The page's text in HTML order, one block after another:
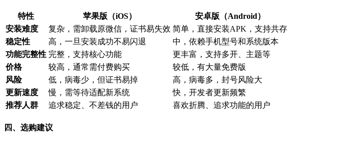
特性 苹果版（iOS）
安卓版（Android）
安装难度
复杂，需卸载原微信，证书易失效 简单，直接安装APK，支持共存
稳定性
高，一旦安装成功不易闪退
中，依赖手机型号和系统版本
功能完整性 完整，支持核心功能
更丰富，支持多开、主题等
价格
较高，通常需付费购买
较低，有大量免费版
风险
低，病毒少，但证书易掉
高，病毒多，封号风险大
更新速度
慢，需等待适配新系统
快，开发者更新频繁
推荐人群
追求稳定、不差钱的用户 喜欢折腾、追求功能的用户
四、选购建议